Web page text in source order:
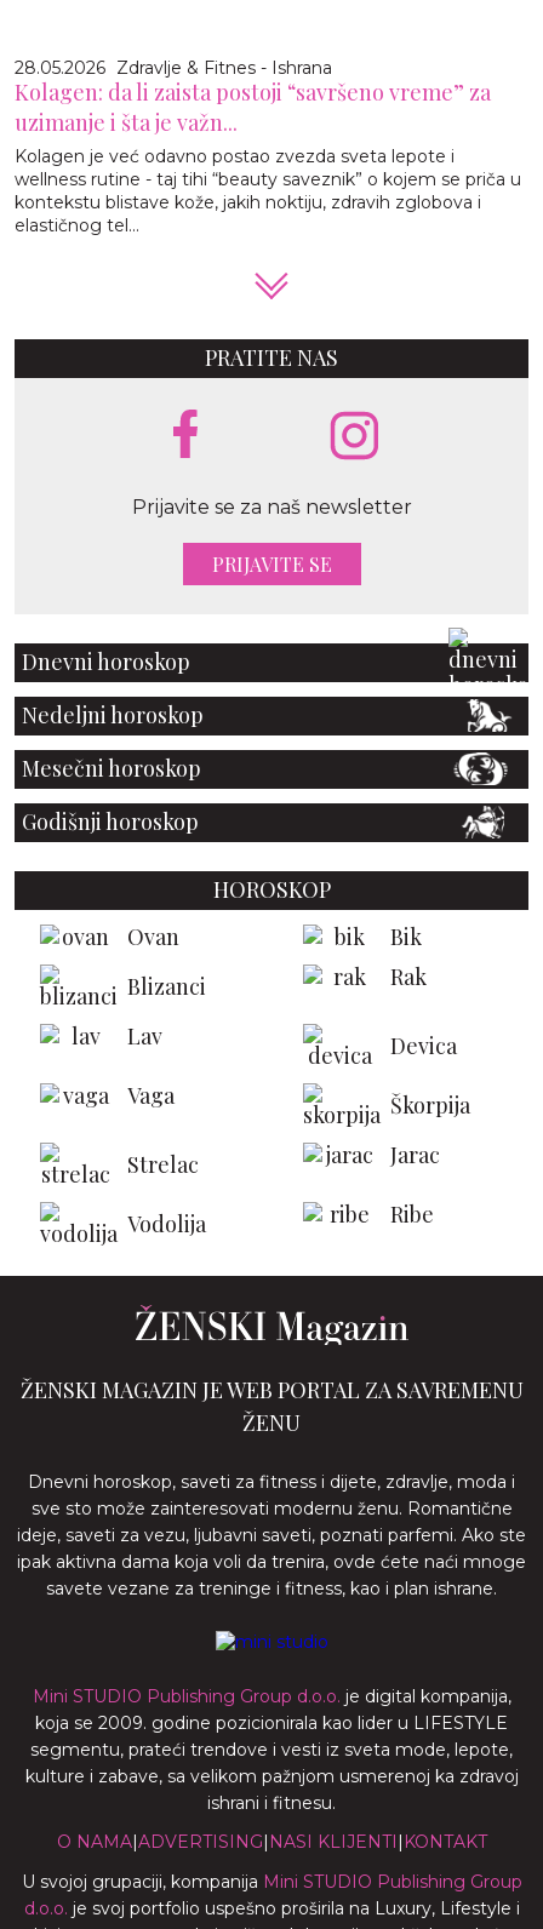
28.05.2026 Zdravlje & Fitnes - Ishrana
Kolagen: da li zaista postoji “savršeno vreme” za
uzimanje i šta je važn...
Kolagen je već odavno postao zvezda sveta lepote i
wellness rutine - taj tihi “beauty saveznik” o kojem se priča u
kontekstu blistave kože, jakih noktiju, zdravih zglobova i
elastičnog tel...
PRATITE NAS
Prijavite se za naš newsletter
PRIJAVITE SE
Dnevni horoskop
Nedeljni horoskop
Mesečni horoskop
Godišnji horoskop
HOROSKOP
Ovan
Bik
Blizanci
Rak
Lav
Devica
Vaga
Škorpija
Strelac Jarac
Vodolija Ribe
ŽENSKI MAGAZIN JE WEB PORTAL ZA SAVREMENU
ŽENU
Dnevni horoskop, saveti za fitness i dijete, zdravlje, moda i
sve sto može zainteresovati modernu ženu. Romantične
ideje, saveti za vezu, ljubavni saveti, poznati parfemi. Ako ste
ipak aktivna dama koja voli da trenira, ovde ćete naći mnoge
savete vezane za treninge i fitness, kao i plan ishrane.
Mini STUDIO Publishing Group d.o.o. je digital kompanija,
koja se 2009. godine pozicionirala kao lider u LIFESTYLE
segmentu, prateći trendove i vesti iz sveta mode, lepote,
kulture i zabave, sa velikom pažnjom usmerenoj ka zdravoj
ishrani i fitnesu.
O NAMA| ADVERTISING NASI KLIJENTI
KONTAKT
U svojoj grupaciji, kompanija Mini STUDIO Publishing Group
d.o.o. je svoj portfolio uspešno proširila na Luxury, Lifestyle i